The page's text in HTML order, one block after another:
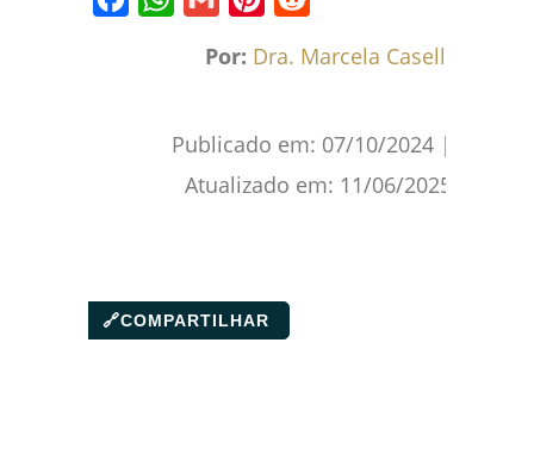
Por: Dra. Marcela Caselli
Publicado em: 07/10/2024 |
Atualizado em: 11/06/2025
🔗COMPARTILHAR